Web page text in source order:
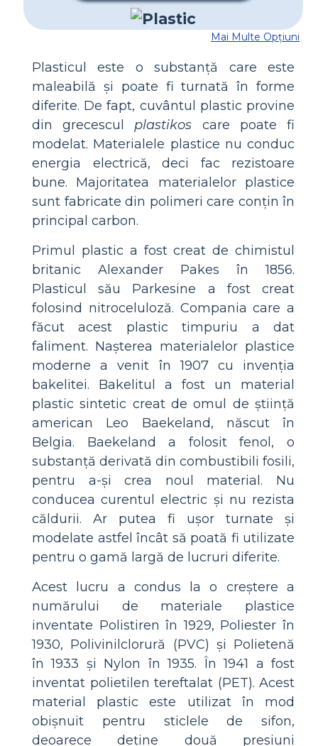
Mai Multe Opțiuni
Plasticul este o substanță care este
maleabilă și poate fi turnată în forme
diferite. De fapt, cuvântul plastic provine
din grecescul plastikos care poate fi
modelat. Materialele plastice nu conduc
energia electrică, deci fac rezistoare
bune. Majoritatea materialelor plastice
sunt fabricate din polimeri care conțin în
principal carbon.
Primul plastic a fost creat de chimistul
britanic Alexander Pakes în 1856.
Plasticul său Parkesine a fost creat
folosind nitroceluloză. Compania care a
făcut acest plastic timpuriu a dat
faliment. Nașterea materialelor plastice
moderne a venit în 1907 cu invenția
bakelitei. Bakelitul a fost un material
plastic sintetic creat de omul de știință
american Leo Baekeland, născut în
Belgia. Baekeland a folosit fenol, o
substanță derivată din combustibili fosili,
pentru a-și crea noul material. Nu
conducea curentul electric și nu rezista
căldurii. Ar putea fi ușor turnate și
modelate astfel încât să poată fi utilizate
pentru o gamă largă de lucruri diferite.
Acest lucru a condus la o creștere a
numărului de materiale plastice
inventate Polistiren în 1929, Poliester în
1930, Polivinilclorură (PVC) și Polietenă
în 1933 și Nylon în 1935. În 1941 a fost
inventat polietilen tereftalat (PET). Acest
material plastic este utilizat în mod
obișnuit pentru sticlele de sifon,
deoarece deține două presiuni